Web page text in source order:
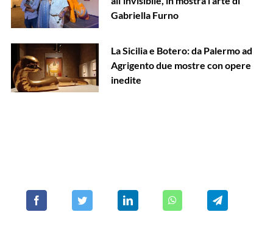
Gabriella Furno
La Sicilia e Botero: da Palermo ad
Agrigento due mostre con opere
inedite